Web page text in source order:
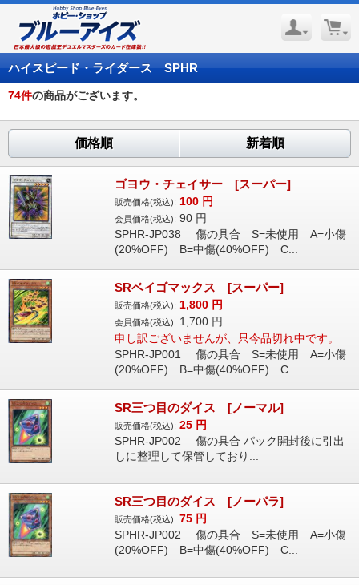
ハイスピード・ライダース SPHR
74件の商品がございます。
価格順 新着順
ゴヨウ・チェイサー [スーパー]
販売価格(税込): 100 円
会員価格(税込): 90 円
SPHR-JP038 傷の具合 S=未使用 A=小傷
(20%OFF) B=中傷(40%OFF) C...
SRベイゴマックス [スーパー]
販売価格(税込): 1,800 円
会員価格(税込): 1,700 円
申し訳ございませんが、只今品切れ中です。
SPHR-JP001 傷の具合 S=未使用 A=小傷
(20%OFF) B=中傷(40%OFF) C...
SR三つ目のダイス [ノーマル]
販売価格(税込): 25 円
SPHR-JP002 傷の具合 パック開封後に引出
しに整理して保管しており...
SR三つ目のダイス [ノーパラ]
販売価格(税込): 75 円
SPHR-JP002 傷の具合 S=未使用 A=小傷
(20%OFF) B=中傷(40%OFF) C...